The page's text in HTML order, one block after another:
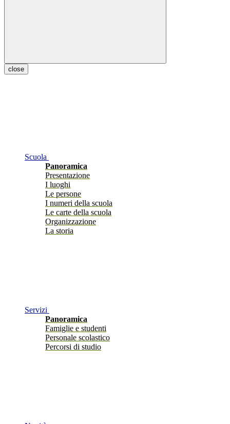
close
Scuola
Panoramica
Presentazione
I luoghi
Le persone
I numeri della scuola
Le carte della scuola
Organizzazione
La storia
Servizi
Panoramica
Famiglie e studenti
Personale scolastico
Percorsi di studio